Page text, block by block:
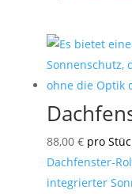
88,00 € pro
Dachfenster-
integrierter